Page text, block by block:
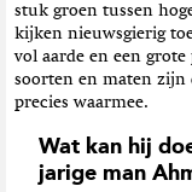
stuk groen tussen
kijken nieuwsgierig
vol aarde en een
soorten en maten zijn
precies waarmee.
Wat kan hij
jarige man